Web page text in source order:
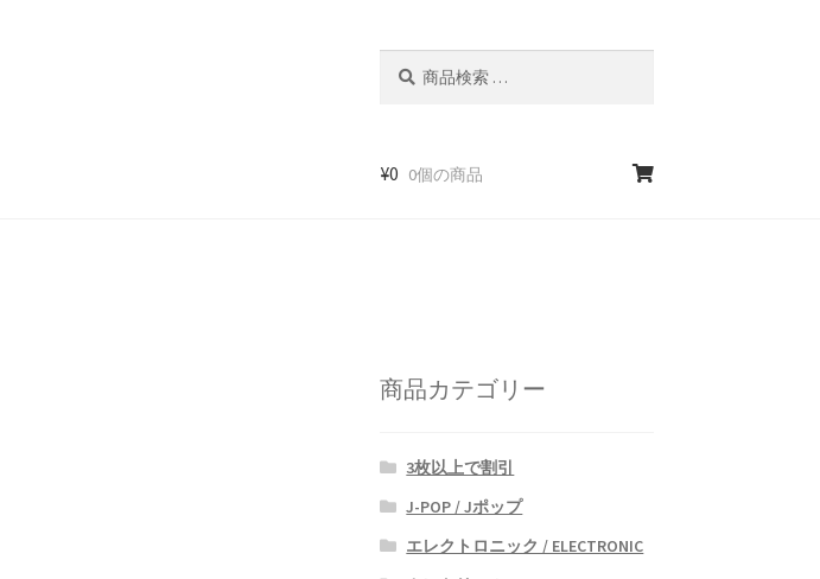
¥0 0個の商品
商品カテゴリー
3枚以上で割引
J-POP / Jポップ
エレクトロニック / ELECTRONIC